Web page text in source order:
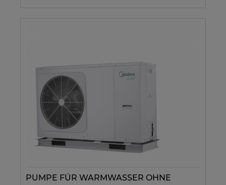
PUMPE FÜR WARMWASSER OHNE